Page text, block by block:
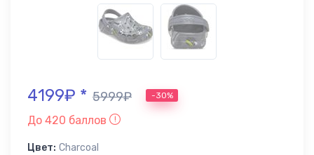
4199₽ * 5999₽ -30%
До 420 баллов
Цвет: Charcoal